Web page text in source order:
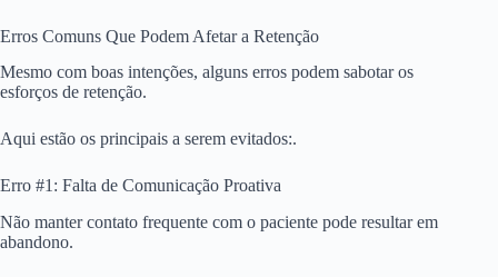
Erros Comuns Que Podem Afetar a Retenção
Mesmo com boas intenções, alguns erros podem sabotar os
esforços de retenção.
Aqui estão os principais a serem evitados:.
Erro #1: Falta de Comunicação Proativa
Não manter contato frequente com o paciente pode resultar em
abandono.